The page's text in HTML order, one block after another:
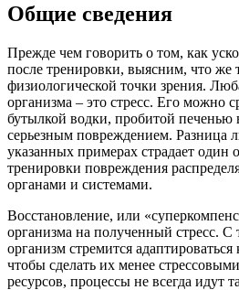
Общие сведения
Прежде чем говорить о том, как
после тренировки, выясним, что же
физиологической точки зрения.
организма – это стресс. Его можно
бутылкой водки, пробитой печенью
серьезным повреждением. Разница
указанных примерах страдает один
тренировки повреждения
органами и системами.
Восстановление, или
организма на полученный стресс.
организм стремится
чтобы сделать их менее
ресурсов, процессы не всегда идут